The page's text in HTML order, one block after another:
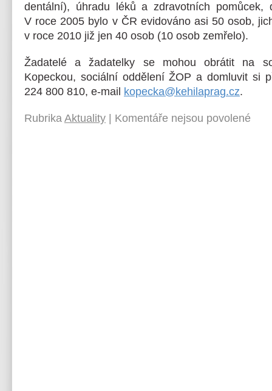
dentální), úhradu léků a zdravotních pomůcek,
V roce 2005 bylo v ČR evidováno asi 50 osob,
v roce 2010 již jen 40 osob (10 osob zemřelo).
Žadatelé a žadatelky se mohou obrátit na
Kopeckou, sociální oddělení ŽOP a domluvit si
224 800 810, e-mail kopecka@kehilaprag.cz.
Rubrika Aktuality Komentáře nejsou povolené